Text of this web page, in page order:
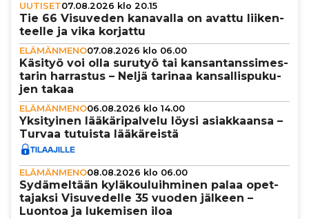
UUTISET07.08.2026 klo 20.15
Tie 66 Visuveden kanavalla on avattu lii­ken­
teelle ja vika korjattu
ELÄMÄNMENO07.08.2026 klo 06.00
Käsityö voi olla surutyö tai kan­san­tans­si­mes­
ta­rin harrastus – Neljä tarinaa kan­sal­lis­pu­ku­
jen takaa
ELÄMÄNMENO06.08.2026 klo 14.00
Yksi­tyi­nen lää­kä­ri­pal­velu löysi asi­ak­kaansa –
Turvaa tutuista lää­kä­reistä
ELÄMÄNMENO08.08.2026 klo 06.00
Sydä­mel­tään kylä­kou­luih­mi­nen palaa opet­
ta­jaksi Visu­ve­delle 35 vuoden jälkeen –
Luontoa ja lukemisen iloa